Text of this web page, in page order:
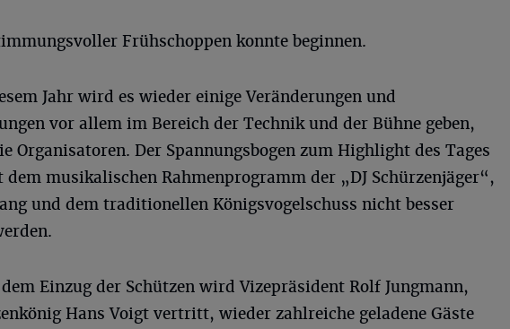
Frühschoppen konnte beginnen.
Jahr wird es wieder einige Veränderungen und
vor allem im Bereich der Technik und der Bühne geben,
Organisatoren. Der Spannungsbogen zum Highlight des Tages
musikalischen Rahmenprogramm der „DJ Schürzenjäger“,
und dem traditionellen Königsvogelschuss nicht besser
Einzug der Schützen wird Vizepräsident Rolf Jungmann,
Hans Voigt vertritt, wieder zahlreiche geladene Gäste